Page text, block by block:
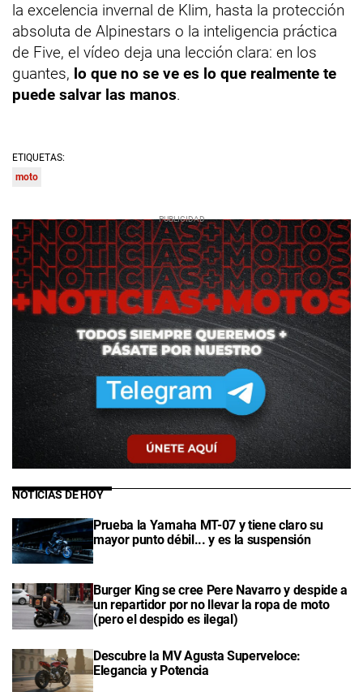
la excelencia invernal de Klim, hasta la protección
absoluta de Alpinestars o la inteligencia práctica
de Five, el vídeo deja una lección clara: en los
guantes, lo que no se ve es lo que realmente te
puede salvar las manos.
ETIQUETAS:
moto
NOTICIAS DE HOY
Prueba la Yamaha MT-07 y tiene claro su
mayor punto débil... y es la suspensión
Burger King se cree Pere Navarro y despide a
un repartidor por no llevar la ropa de moto
(pero el despido es ilegal)
Descubre la MV Agusta Superveloce:
Elegancia y Potencia